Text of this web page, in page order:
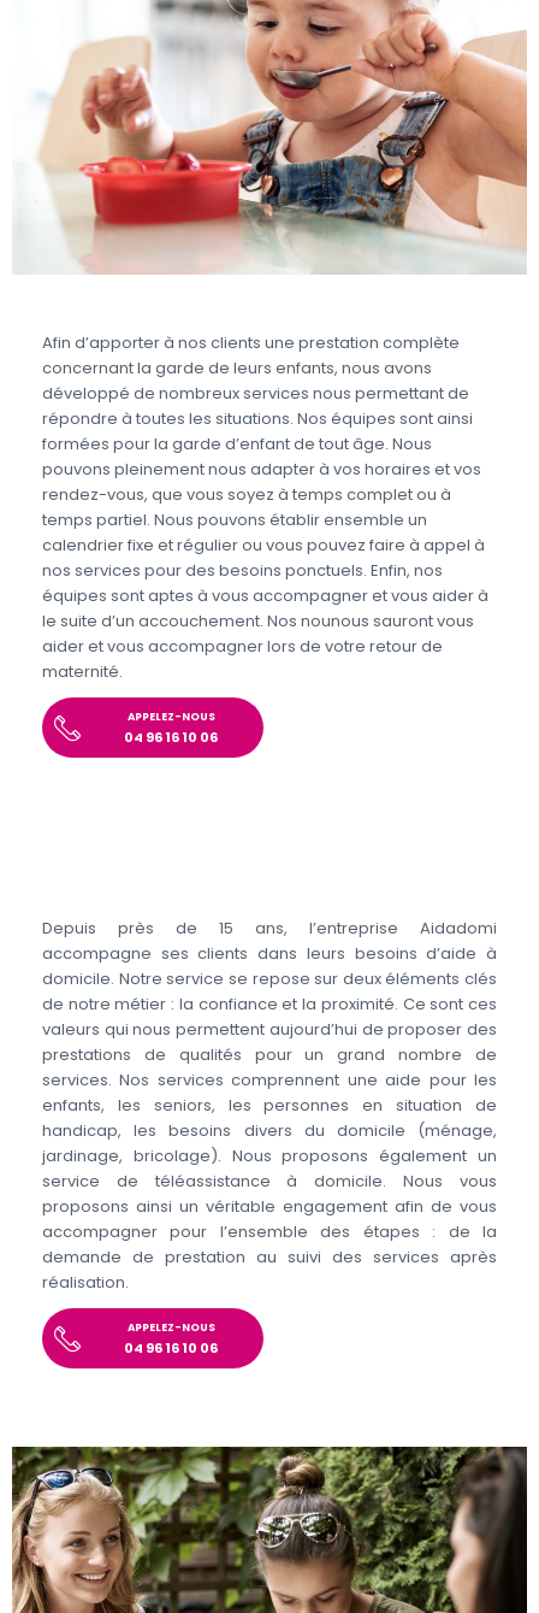
Afin d’apporter à nos clients une prestation complète
concernant la garde de leurs enfants, nous avons
développé de nombreux services nous permettant de
répondre à toutes les situations. Nos équipes sont ainsi
formées pour la garde d’enfant de tout âge. Nous
pouvons pleinement nous adapter à vos horaires et vos
rendez-vous, que vous soyez à temps complet ou à
temps partiel. Nous pouvons établir ensemble un
calendrier fixe et régulier ou vous pouvez faire à appel à
nos services pour des besoins ponctuels. Enfin, nos
équipes sont aptes à vous accompagner et vous aider à
le suite d’un accouchement. Nos nounous sauront vous
aider et vous accompagner lors de votre retour de
maternité.
APPELEZ-NOUS
04 96 16 10 06
Depuis près de 15 ans, l’entreprise Aidadomi
accompagne ses clients dans leurs besoins d’aide à
domicile. Notre service se repose sur deux éléments clés
de notre métier : la confiance et la proximité. Ce sont ces
valeurs qui nous permettent aujourd’hui de proposer des
prestations de qualités pour un grand nombre de
services. Nos services comprennent une aide pour les
enfants, les seniors, les personnes en situation de
handicap, les besoins divers du domicile (ménage,
jardinage, bricolage). Nous proposons également un
service de téléassistance à domicile. Nous vous
proposons ainsi un véritable engagement afin de vous
accompagner pour l’ensemble des étapes : de la
demande de prestation au suivi des services après
réalisation.
APPELEZ-NOUS
04 96 16 10 06